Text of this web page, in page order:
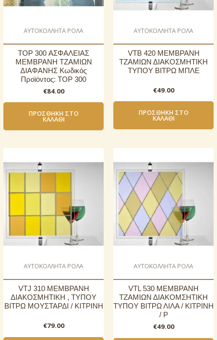
AΥΤΟΚΟΛΛΗΤΑ ΡΟΛΑ
TOP 300 ΑΣΦΑΛΕΙΑΣ
ΜΕΜΒΡΑΝΗ ΤΖΑΜΙΩΝ
ΔΙΑΦΑΝΗΣ Κωδικός
Προϊόντος: TOP 300
€84.00
ΠΡΟΣΘΉΚΗ ΣΤΟ
ΚΑΛΆΘΙ
AΥΤΟΚΟΛΛΗΤΑ ΡΟΛΑ
VTB 420 ΜΕΜΒΡΑΝΗ
ΤΖΑΜΙΩΝ ΔΙΑΚΟΣΜΗΤΙΚΗ
ΤΥΠΟΥ ΒΙΤΡΩ ΜΠΛΕ
€49.00
ΠΡΟΣΘΉΚΗ ΣΤΟ
ΚΑΛΆΘΙ
AΥΤΟΚΟΛΛΗΤΑ ΡΟΛΑ
VTJ 310 ΜΕΜΒΡΑΝΗ
ΔΙΑΚΟΣΜΗΤΙΚΗ , ΤΥΠΟΥ
ΒΙΤΡΩ ΜΟΥΣΤΑΡΔΙ / ΚΙΤΡΙΝΗ
€79.00
AΥΤΟΚΟΛΛΗΤΑ ΡΟΛΑ
VTL 530 ΜΕΜΒΡΑΝΗ
ΤΖΑΜΙΩΝ ΔΙΑΚΟΜΣΗΤΙΚΗ
ΤΥΠΟΥ ΒΙΤΡΩ ΛΙΛΑ / ΚΙΤΡΙΝΗ
/ Ρ
€49.00